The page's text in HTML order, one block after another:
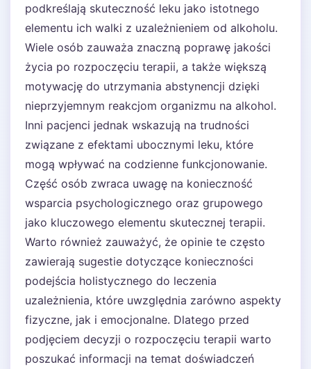
podkreślają skuteczność leku jako istotnego
elementu ich walki z uzależnieniem od alkoholu.
Wiele osób zauważa znaczną poprawę jakości
życia po rozpoczęciu terapii, a także większą
motywację do utrzymania abstynencji dzięki
nieprzyjemnym reakcjom organizmu na alkohol.
Inni pacjenci jednak wskazują na trudności
związane z efektami ubocznymi leku, które
mogą wpływać na codzienne funkcjonowanie.
Część osób zwraca uwagę na konieczność
wsparcia psychologicznego oraz grupowego
jako kluczowego elementu skutecznej terapii.
Warto również zauważyć, że opinie te często
zawierają sugestie dotyczące konieczności
podejścia holistycznego do leczenia
uzależnienia, które uwzględnia zarówno aspekty
fizyczne, jak i emocjonalne. Dlatego przed
podjęciem decyzji o rozpoczęciu terapii warto
poszukać informacji na temat doświadczeń